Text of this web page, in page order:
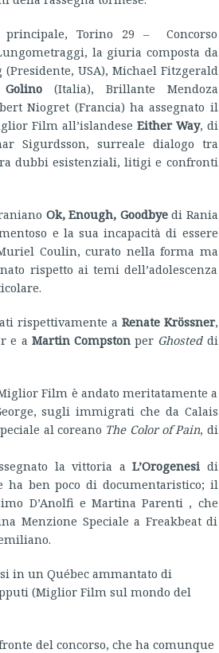
principale, Torino 29 – Concorso
la giuria composta da
(Presidente, USA), Michael Fitzgerald
Golino (Italia), Brillante Mendoza
Niogret (Francia) ha assegnato il
Film all’islandese Either Way, di
Sigurdsson, surreale dialogo tra
dubbi esistenziali, litigi e confronti
Ok, Enough, Goodbyedi Rania
e la sua incapacità di essere
Coulin, curato nella forma ma
rispetto ai temi dell’adolescenza
rispettivamente a Renate Krössner,
e a Martin Compstonper Ghosted di
Film è andato meritatamente a
sugli immigrati che da Calais
al coreano The Color of Pain, di
la vittoria aL’Orogenesi di
ha ben poco di documentaristico; il
D’Anolfi e Martina Parenti , che
Menzione Speciale a Freakbeat di
in un Québec ammantato di
(Miglior Film sul mondo del
del concorso, che ha comunque